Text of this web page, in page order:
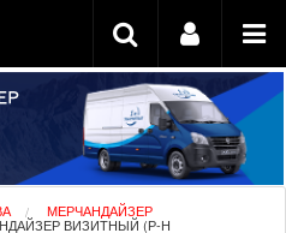
МЕРЧАНДАЙЗЕР
ВИЗИТНЫЙ (Р-Н